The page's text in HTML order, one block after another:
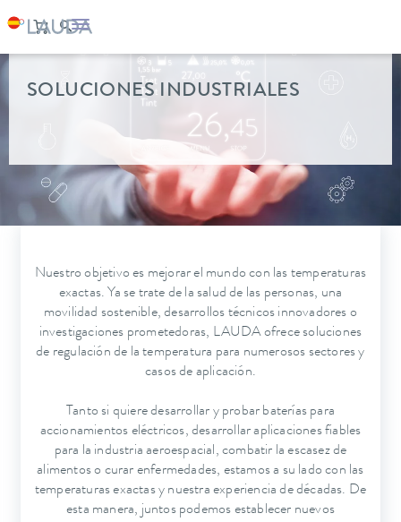
SOLUCIONES INDUSTRIALES
Nuestro objetivo es mejorar el mundo con las temperaturas
exactas. Ya se trate de la salud de las personas, una
movilidad sostenible, desarrollos técnicos innovadores o
investigaciones prometedoras, LAUDA ofrece soluciones
de regulación de la temperatura para numerosos sectores y
casos de aplicación.
Tanto si quiere desarrollar y probar baterías para
accionamientos eléctricos, desarrollar aplicaciones fiables
para la industria aeroespacial, combatir la escasez de
alimentos o curar enfermedades, estamos a su lado con las
temperaturas exactas y nuestra experiencia de décadas. De
esta manera, juntos podemos establecer nuevos